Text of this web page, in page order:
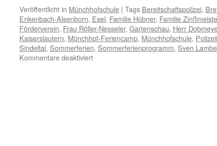
Veröffentlicht in Münchhofschule | Tags Bereitschaftspolizei,
Enkenbach-Alsenborn, Esel, Familie Hübner, Familie
Förderverein, Frau Röller-Nesseler, Gartenschau, Herr
Kaiserslautern, Münchhof-Feriencamp, Münchhofschule,
Sindeltal, Sommerferien, Sommerferienprogramm, Sven
Kommentare deaktiviertfür